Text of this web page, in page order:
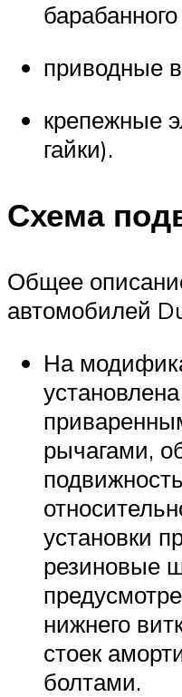
приводные
крепежные
гайки).
Схема
Общее
автомобилей
На
рычагами,
установки
резиновые
нижнего
стоек
болтами.